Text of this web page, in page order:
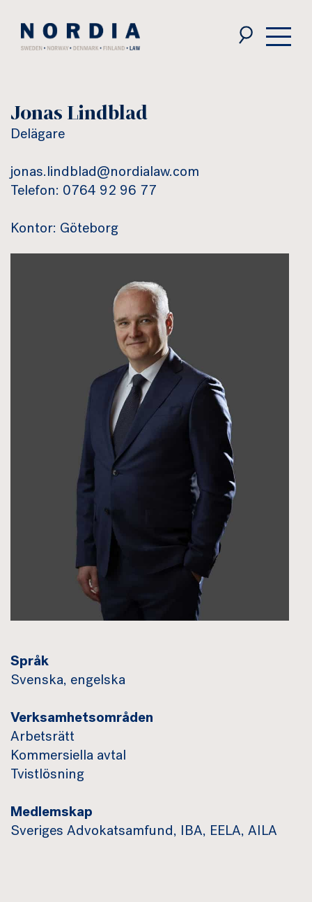
Law
Jonas Lindblad
Delägare
jonas.lindblad@nordialaw.com
Telefon: 0764 92 96 77
Kontor: Göteborg
Språk
Svenska, engelska
Verksamhetsområden
Arbetsrätt
Kommersiella avtal
Tvistlösning
Medlemskap
Sveriges Advokatsamfund, IBA, EELA, AILA